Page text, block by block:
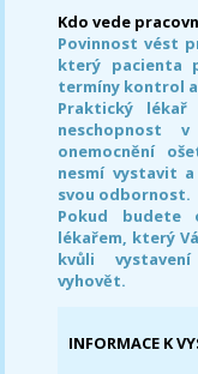
Kdo vede
Povinnost vést
který pacienta
termíny kontrol
Praktický
neschopnost
onemocnění
nesmí vystavit
svou odbornost.
Pokud budete
lékařem, který
kvůli vystavení
vyhovět.
INFORMACE K